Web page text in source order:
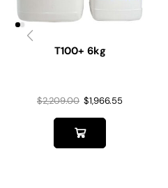
T100+ 6kg
$2,209.00 $1,966.55